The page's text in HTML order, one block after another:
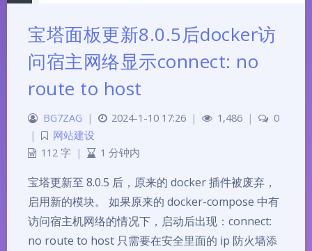
宝塔面板更新8.0.5后docker访
问宿主网络显示connect: no
route to host
BG7ZAG | 2024-1-10 17:26 | 1,486 |
0
|
网站建设
112 字 | 1 分钟内
宝塔更新至 8.0.5 后，原来的 docker 插件被废弃，
启用新的模块。 如果原来的 docker-compose 中有
访问宿主机网络的情况下，启动后出现：connect:
no route to host 只需要在安全里面的 ip 防火墙添